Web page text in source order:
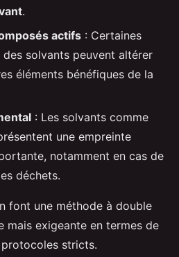
.
actifs : Certaines
solvants peuvent altérer
éléments bénéfiques de la
: Les solvants comme
une empreinte
notamment en cas de
déchets.
font une méthode à double
mais exigeante en termes de
stricts.